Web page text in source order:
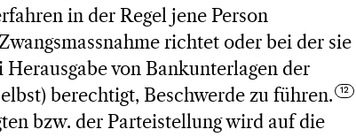
in der Regel jene Person
richtet oder bei der sie
von Bankunterlagen der
berechtigt, Beschwerde zu führen.
bzw. der Parteistellung wird auf die